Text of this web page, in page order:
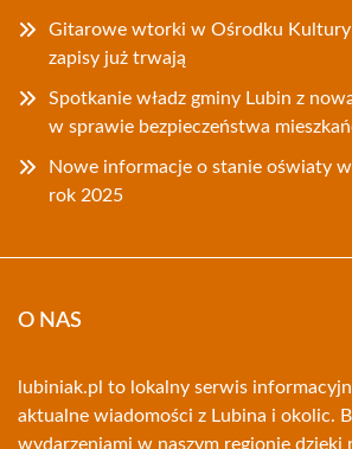
Gitarowe wtorki w Ośrodku Kultury
zapisy już trwają
Spotkanie władz gminy Lubin z
w sprawie bezpieczeństwa
Nowe informacje o stanie oświaty
rok 2025
O NAS
lubiniak.pl to lokalny serwis
aktualne wiadomości z Lubina i okolic.
wydarzeniami w naszym regionie dzięki